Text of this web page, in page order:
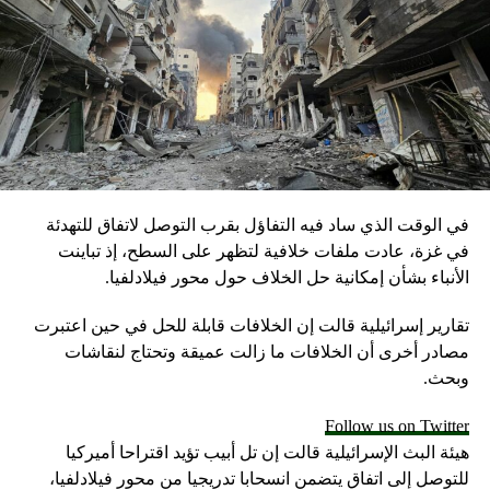
في الوقت الذي ساد فيه التفاؤل بقرب التوصل لاتفاق للتهدئة
في غزة، عادت ملفات خلافية لتظهر على السطح، إذ تباينت
الأنباء بشأن إمكانية حل الخلاف حول محور فيلادلفيا.
تقارير إسرائيلية قالت إن الخلافات قابلة للحل في حين اعتبرت
مصادر أخرى أن الخلافات ما زالت عميقة وتحتاج لنقاشات
وبحث.
Follow us on Twitter
هيئة البث الإسرائيلية قالت إن تل أبيب تؤيد اقتراحا أميركيا
للتوصل إلى اتفاق يتضمن انسحابا تدريجيا من محور فيلادلفيا،